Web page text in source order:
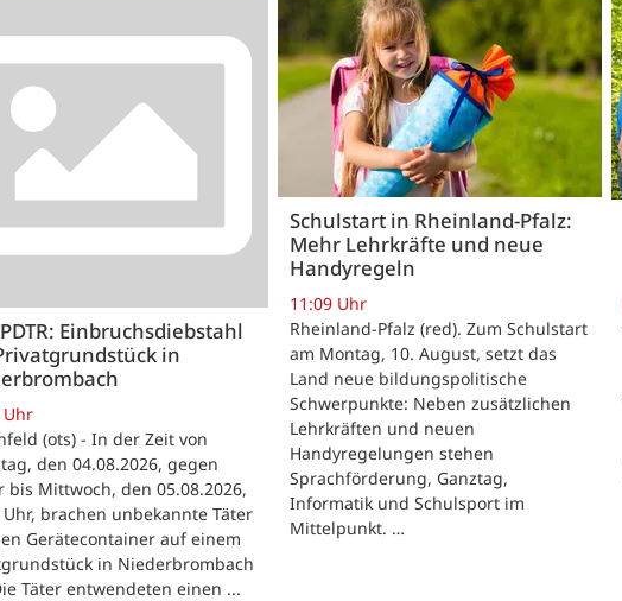
Einbruchsdiebstahl
in
Uhr
(ots) - In der Zeit von
den 04.08.2026, gegen
bis Mittwoch, den 05.08.2026,
Uhr, brachen unbekannte Täter
Gerätecontainer auf einem
in Niederbrombach
Täter entwendeten einen ...
Schulstart in Rheinland-Pfalz:
Mehr Lehrkräfte und neue
Handyregeln
11:09 Uhr
Rheinland-Pfalz (red). Zum Schulstart
am Montag, 10. August, setzt das
Land neue bildungspolitische
Schwerpunkte: Neben zusätzlichen
Lehrkräften und neuen
Handyregelungen stehen
Sprachförderung, Ganztag,
Informatik und Schulsport im
Mittelpunkt. …